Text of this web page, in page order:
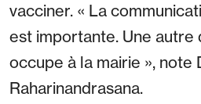
vacciner. « La
est importante. Une autre
occupe à la mairie », note
Raharinandrasana.